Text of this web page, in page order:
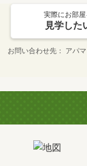
実際にお部屋
見学した
お問い合わせ先
アパ